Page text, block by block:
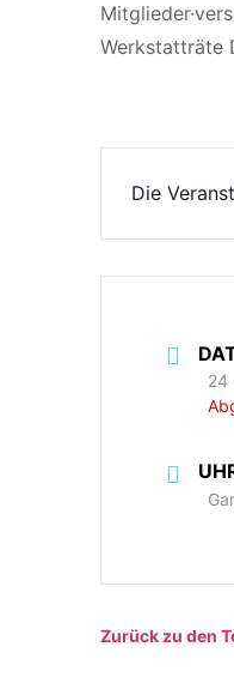
Werkstatträte
Die
24
Zurück zu den